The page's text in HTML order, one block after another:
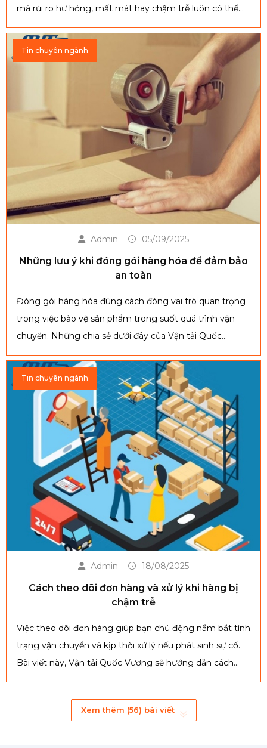
mà rủi ro hư hỏng, mất mát hay chậm trễ luôn có thể
xảy ra. Bài viết sau sẽ giúp bạn hiểu rõ giá trị thực tế của
bảo hiểm hàng hóa và cân nhắc xem có nên mua để
bảo vệ lợi ích của mình hay không.
Tin chuyên ngành
Admin 05/09/2025
Những lưu ý khi đóng gói hàng hóa để đảm bảo
an toàn
Đóng gói hàng hóa đúng cách đóng vai trò quan trọng
trong việc bảo vệ sản phẩm trong suốt quá trình vận
chuyển. Những chia sẻ dưới đây của Vận tải Quốc
Vương sẽ giúp bạn nắm rõ các lưu ý cần thiết để hàng
hóa luôn an toàn, hạn chế rủi ro hư hỏng và tối ưu chi
phí.
Tin chuyên ngành
Admin 18/08/2025
Cách theo dõi đơn hàng và xử lý khi hàng bị
chậm trễ
Việc theo dõi đơn hàng giúp bạn chủ động nắm bắt tình
trạng vận chuyển và kịp thời xử lý nếu phát sinh sự cố.
Bài viết này, Vận tải Quốc Vương sẽ hướng dẫn cách
kiểm tra đơn hàng hiệu quả và đưa ra giải pháp khi hàng
giao chậm, giúp quá trình vận chuyển diễn ra an toàn và
Xem thêm (56) bài viết